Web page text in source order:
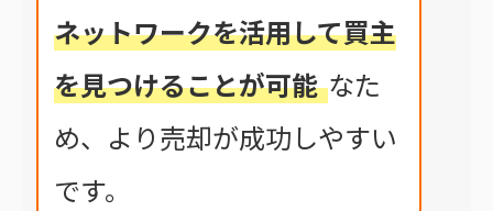
ネットワークを活用して買主
を見つけることが可能 なた
め、より売却が成功しやすい
です。